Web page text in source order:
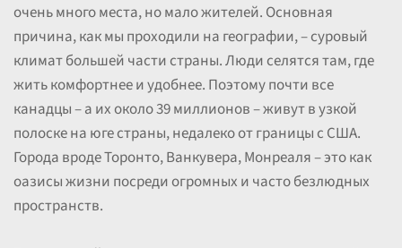
очень много места, но мало жителей. Основная
причина, как мы проходили на географии, – суровый
климат большей части страны. Люди селятся там, где
жить комфортнее и удобнее. Поэтому почти все
канадцы – а их около 39 миллионов – живут в узкой
полоске на юге страны, недалеко от границы с США.
Города вроде Торонто, Ванкувера, Монреаля – это как
оазисы жизни посреди огромных и часто безлюдных
пространств.